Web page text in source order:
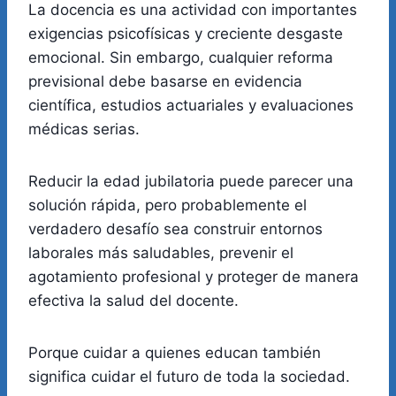
La docencia es una actividad con importantes
exigencias psicofísicas y creciente desgaste
emocional. Sin embargo, cualquier reforma
previsional debe basarse en evidencia
científica, estudios actuariales y evaluaciones
médicas serias.
Reducir la edad jubilatoria puede parecer una
solución rápida, pero probablemente el
verdadero desafío sea construir entornos
laborales más saludables, prevenir el
agotamiento profesional y proteger de manera
efectiva la salud del docente.
Porque cuidar a quienes educan también
significa cuidar el futuro de toda la sociedad.